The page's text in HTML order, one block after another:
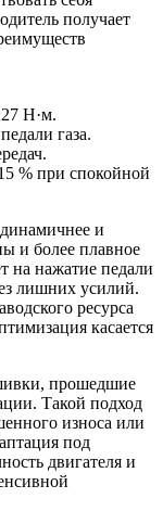
получает
Н·м.
газа.
% при спокойной
и
и более плавное
на нажатие педали
лишних усилий.
ресурса
касается
прошедшие
Такой подход
износа или
под
двигателя и